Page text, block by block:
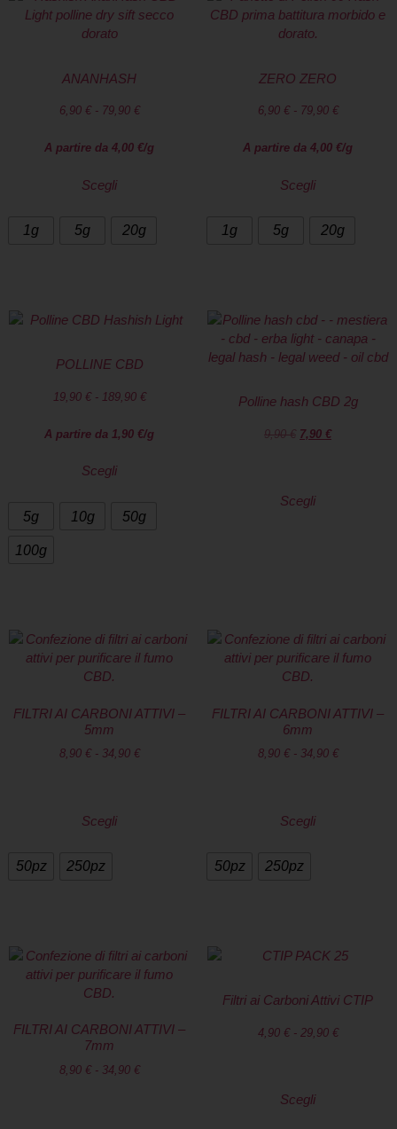
ANANHASH
6,90 € - 79,90 €
A partire da 4,00 €/g
Scegli
1g 5g 20g
ZERO ZERO
6,90 € - 79,90 €
A partire da 4,00 €/g
Scegli
1g 5g 20g
POLLINE CBD
19,90 € - 189,90 €
A partire da 1,90 €/g
Scegli
5g 10g 50g
100g
Polline hash CBD 2g
9,90€ 7,90 €
Scegli
FILTRI AI CARBONI ATTIVI –
5mm
8,90 € - 34,90 €
Scegli
50pz 250pz
FILTRI AI CARBONI ATTIVI –
6mm
8,90 € - 34,90 €
Scegli
50pz 250pz
FILTRI AI CARBONI ATTIVI –
7mm
8,90 € - 34,90 €
Filtri ai Carboni Attivi CTIP
4,90 € - 29,90 €
Scegli